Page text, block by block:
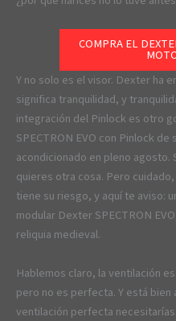
COMPRA EL
Y no solo es el visor. Dexter ha
significa tranquilidad, y
integración del Pinlock es otro
SPECTRON EVO con Pinlock
acondicionado en pleno agosto.
quieres otra cosa. Pero
tiene su riesgo, y aquí te aviso:
modular Dexter SPECTRON
reliquia medieval.
Hablemos claro, la ventilación
pero no es perfecta. Y está bien
ventilación perfecta